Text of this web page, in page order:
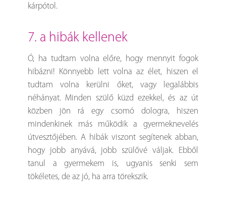
kárpótol.
7. a hibák kellenek
Ó, ha tudtam volna előre, hogy mennyit fogok
hibázni! Könnyebb lett volna az élet, hiszen el
tudtam volna kerülni őket, vagy legalábbis
néhányat. Minden szülő küzd ezekkel, és az út
közben jön rá egy csomó dologra, hiszen
mindenkinek más működik a gyermeknevelés
útvesztőjében. A hibák viszont segítenek abban,
hogy jobb anyává, jobb szülővé váljak. Ebből
tanul a gyermekem is, ugyanis senki sem
tökéletes, de az jó, ha arra törekszik.